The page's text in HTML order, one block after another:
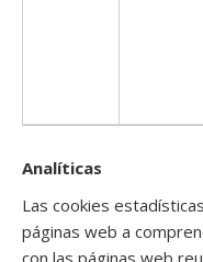
Analíticas
Las cookies
páginas web a